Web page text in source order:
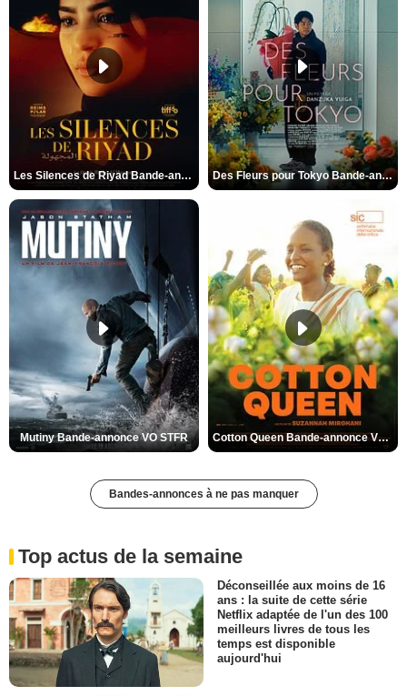
Les Silences de Riyad Bande-annonce VO STFR Des Fleurs pour Tokyo Bande-annonce VO STFR
Mutiny Bande-annonce VO STFR Cotton Queen Bande-annonce VO STFR
Bandes-annonces à ne pas manquer
Top actus de la semaine
Déconseillée aux moins de 16
ans : la suite de cette série
Netflix adaptée de l'un des 100
meilleurs livres de tous les
temps est disponible
aujourd'hui